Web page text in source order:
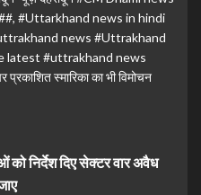
, #Uttarkhand news in hindi
news #Uttrakhand
latest #uttrakhand news
प्रकाशित स्मारिका का भी विमोचन
को निर्देश दिए सेक्टर वार अवैध